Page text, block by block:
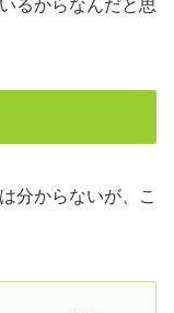
るからなんだと思
分からないが、こ